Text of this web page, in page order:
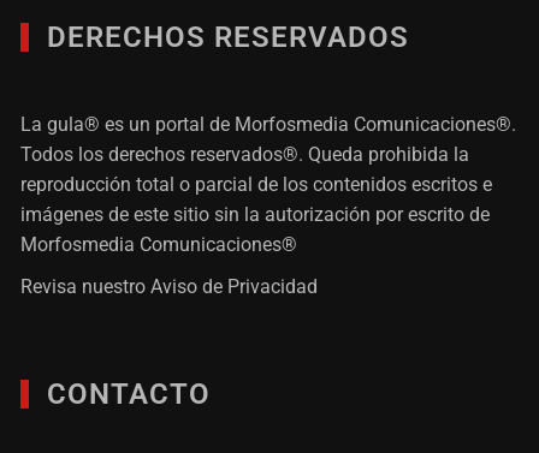
DERECHOS RESERVADOS
La gula® es un portal de Morfosmedia Comunicaciones®.
Todos los derechos reservados®. Queda prohibida la
reproducción total o parcial de los contenidos escritos e
imágenes de este sitio sin la autorización por escrito de
Morfosmedia Comunicaciones®
Revisa nuestroAviso de Privacidad
CONTACTO